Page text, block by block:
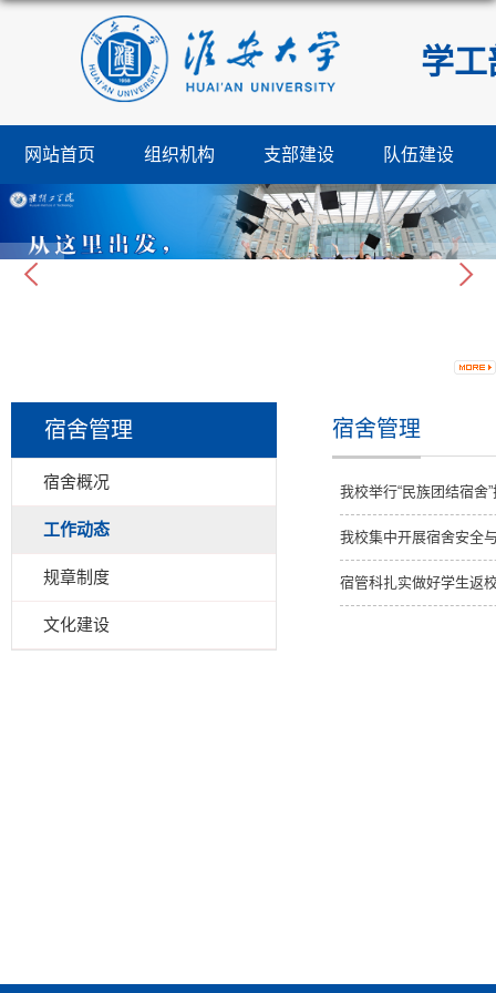
学工
网站首页 组织机构 支部建设 队伍建设
宿舍管理
宿舍概况
工作动态
规章制度
文化建设
宿舍管理
我校举行“民族团结宿舍
我校集中开展宿舍安全
宿管科扎实做好学生返